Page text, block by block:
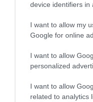
device identifiers in
I want to allow my
Google for online
I want to allow
personalized
I want to allow
related to analytics
"Az ember, aki a